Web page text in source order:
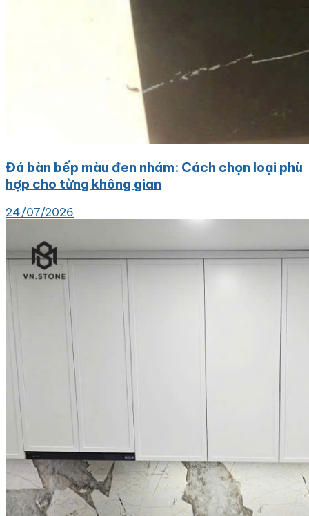
Đá bàn bếp màu đen nhám: Cách chọn loại phù
hợp cho từng không gian
24/07/2026